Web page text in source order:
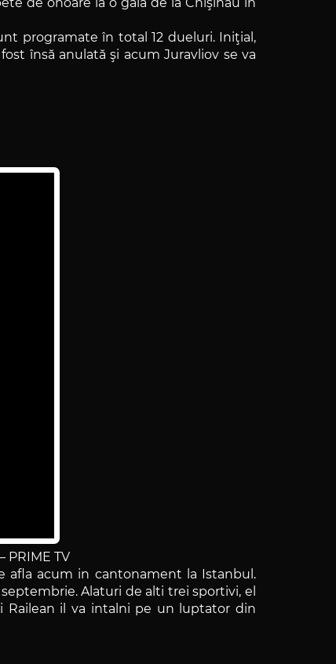
programate în total 12 dueluri. Iniţial,
însă anulată şi acum Juravliov se va
TV
afla acum in cantonament la Istanbul.
septembrie. Alaturi de alti trei sportivi, el
il va intalni pe un luptator din